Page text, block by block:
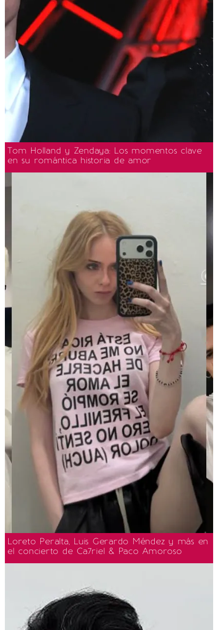
Tom Holland y Zendaya: Los momentos clave
en su romántica historia de amor
Loreto Peralta, Luis Gerardo Méndez y más en
el concierto de Ca7riel & Paco Amoroso